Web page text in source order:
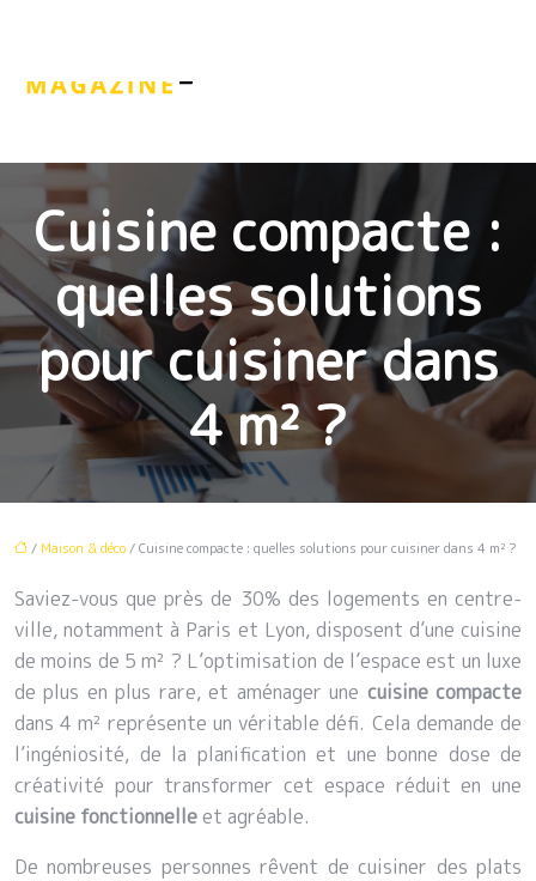
Cuisine compacte :
quelles solutions
pour cuisiner dans
4 m² ?
/ Maison & déco/ Cuisine compacte : quelles solutions pour cuisiner dans 4 m² ?
Saviez-vous que près de 30% des logements en centre-
ville, notamment à Paris et Lyon, disposent d’une cuisine
de moins de 5 m² ? L’optimisation de l’espace est un luxe
de plus en plus rare, et aménager une cuisine compacte
dans 4 m² représente un véritable défi. Cela demande de
l’ingéniosité, de la planification et une bonne dose de
créativité pour transformer cet espace réduit en une
cuisine fonctionnelleet agréable.
De nombreuses personnes rêvent de cuisiner des plats